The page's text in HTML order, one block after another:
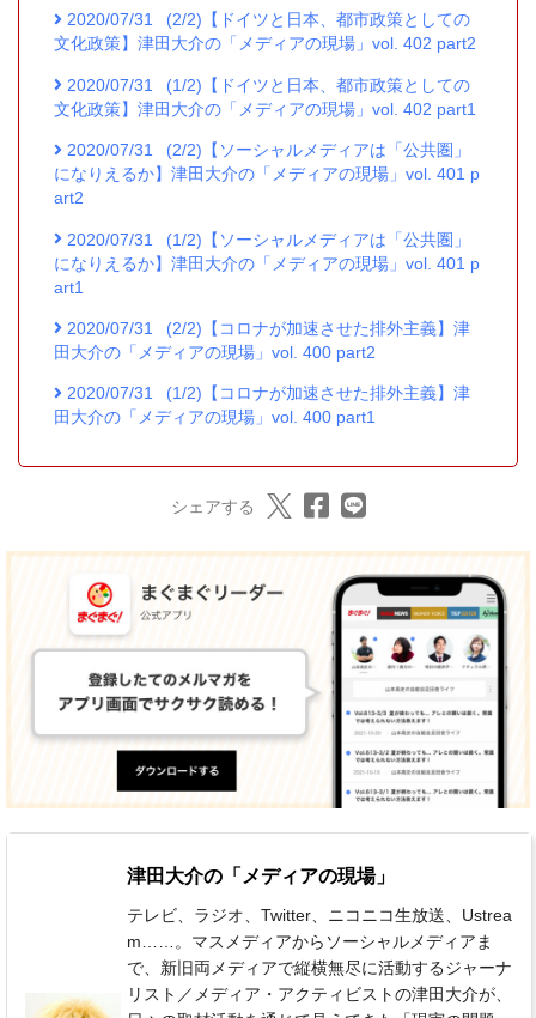
2020/07/31
(2/2)【ドイツと日本、都市政策としての
文化政策】津田大介の「メディアの現場」vol. 402 part2
2020/07/31
(1/2)【ドイツと日本、都市政策としての
文化政策】津田大介の「メディアの現場」vol. 402 part1
2020/07/31
(2/2)【ソーシャルメディアは「公共圏」
になりえるか】津田大介の「メディアの現場」vol. 401 p
art2
2020/07/31
(1/2)【ソーシャルメディアは「公共圏」
になりえるか】津田大介の「メディアの現場」vol. 401 p
art1
2020/07/31
(2/2)【コロナが加速させた排外主義】津
田大介の「メディアの現場」vol. 400 part2
2020/07/31
(1/2)【コロナが加速させた排外主義】津
田大介の「メディアの現場」vol. 400 part1
シェアする
津田大介の「メディアの現場」
テレビ、ラジオ、Twitter、ニコニコ生放送、Ustrea
m……。マスメディアからソーシャルメディアま
で、新旧両メディアで縦横無尽に活動するジャーナ
リスト／メディア・アクティビストの津田大介が、